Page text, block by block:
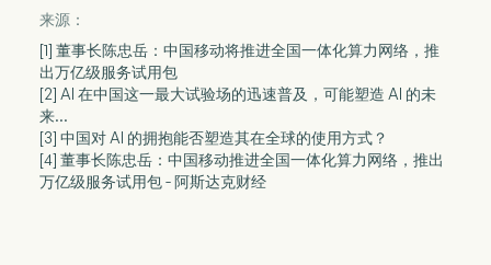
来源：
[1] 董事长陈忠岳：中国移动将推进全国一体化算力网络，推
出万亿级服务试用包
[2] AI 在中国这一最大试验场的迅速普及，可能塑造 AI 的未
来...
[3] 中国对 AI 的拥抱能否塑造其在全球的使用方式？
[4] 董事长陈忠岳：中国移动推进全国一体化算力网络，推出
万亿级服务试用包 - 阿斯达克财经